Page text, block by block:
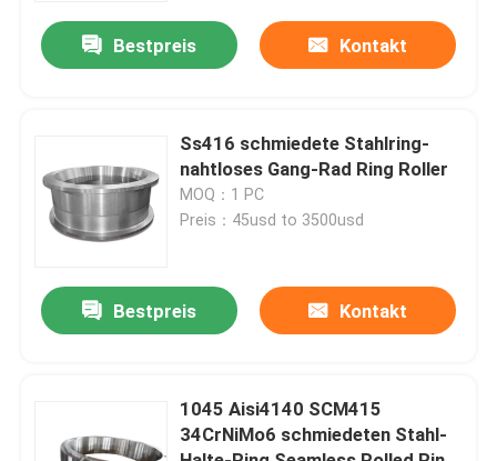
Fabrik-Ausflug
Treten Sie mit uns in Verbindung
Nachrichten
Fordern Sie ein Zitat
Geschmiedete Stahlwellen
Bestpreis Kontakt
Ss416 schmiedete Stahlring-
nahtloses Gang-Rad Ring Roller
MOQ：1 PC
Preis：45usd to 3500usd
Bestpreis Kontakt
1045 Aisi4140 SCM415
34CrNiMo6 schmiedeten Stahl-